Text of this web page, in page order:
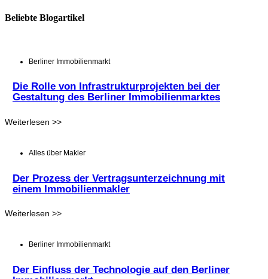
Beliebte Blogartikel
Berliner Immobilienmarkt
Die Rolle von Infrastrukturprojekten bei der
Gestaltung des Berliner Immobilienmarktes
Weiterlesen >>
Alles über Makler
Der Prozess der Vertragsunterzeichnung mit
einem Immobilienmakler
Weiterlesen >>
Berliner Immobilienmarkt
Der Einfluss der Technologie auf den Berliner